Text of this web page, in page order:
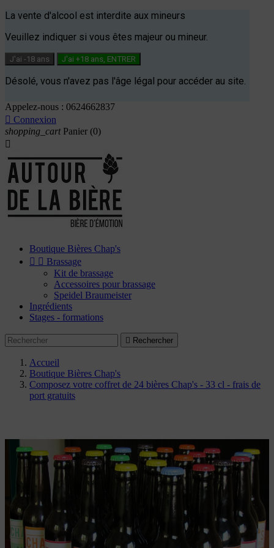
La vente d'alcool est interdite aux mineurs
Veuillez indiquer si vous êtes majeur ou mineur.
J'ai -18 ans J'ai +18 ans, ENTRER
Désolé, vous n'avez pas l'âge légal pour accéder au site.
Appelez-nous : 0624662837
 Connexion
shopping_cart Panier (0)

Boutique Bières Chap's
  Brassage
Kit de brassage
Accessoires pour brassage
Speidel Braumeister
Ingrédients
Stages - formations
 Rechercher
Accueil
Boutique Bières Chap's
Composez votre coffret de 24 bières Chap's - 33 cl - frais de
port gratuits